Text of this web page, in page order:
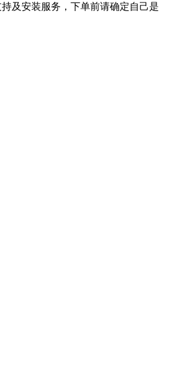
及安装服务，下单前请确定自己是